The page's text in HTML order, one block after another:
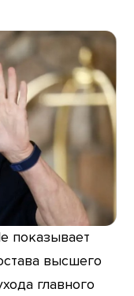
показывает
высшего
главного